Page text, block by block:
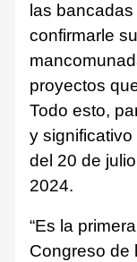
las
confirmarle
proyectos
Todo esto,
y
del 20 de
2024.
“Es la
Congreso de